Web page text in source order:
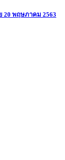
20 พฤษภาคม 2563